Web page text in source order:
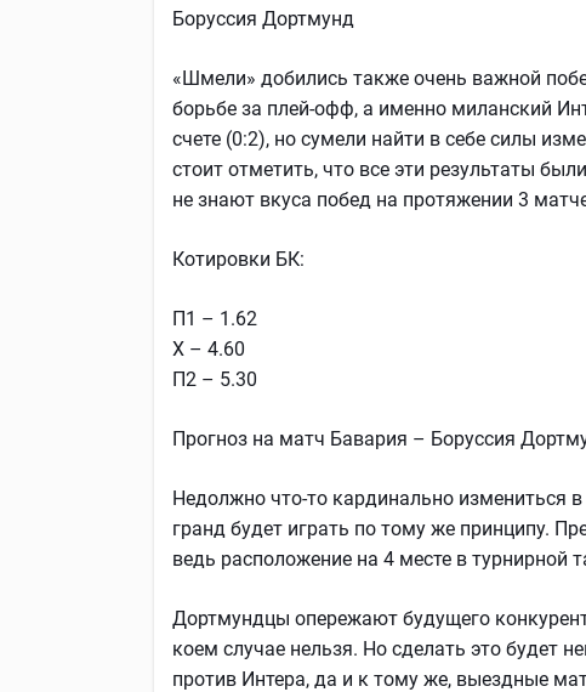
Боруссия Дортмунд
«Шмели» добились также очень важной
борьбе за плей-офф, а именно миланский
счете (0:2), но сумели найти в себе силы
стоит отметить, что все эти результаты
не знают вкуса побед на протяжении 3
Котировки БК:
П1 – 1.62
Х – 4.60
П2 – 5.30
Прогноз на матч Бавария – Боруссия
Недолжно что-то кардинально измениться
гранд будет играть по тому же принципу.
ведь расположение на 4 месте в турнирной
Дортмундцы опережают будущего
коем случае нельзя. Но сделать это будет
против Интера, да и к тому же, выездные